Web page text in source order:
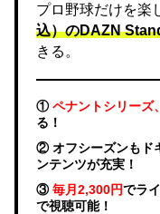
プロ野球だけを楽
込）のDAZN
きる。
①ペナントシリーズ
る！
② オフシーズンもド
ンテンツが充実！
③毎月2,300円でラ
で視聴可能！